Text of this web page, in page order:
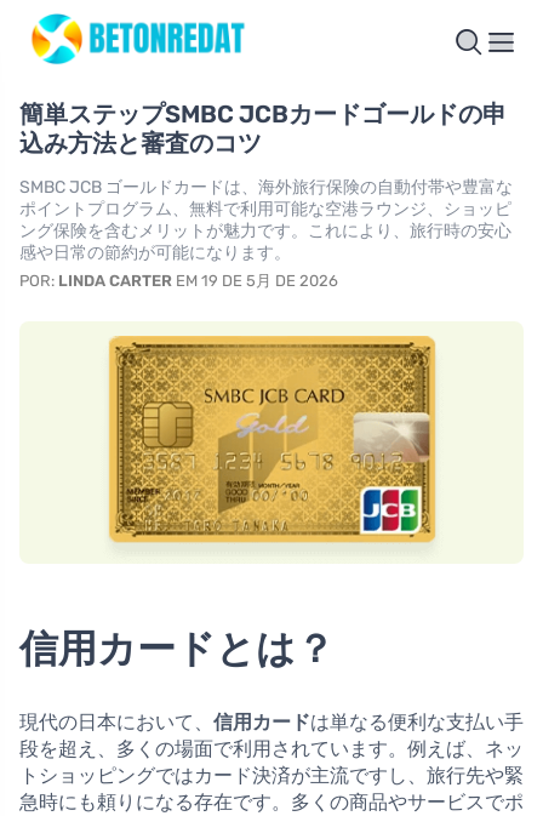
簡単ステップSMBC JCBカードゴールドの申
込み方法と審査のコツ
SMBC JCB ゴールドカードは、海外旅行保険の自動付帯や豊富な
ポイントプログラム、無料で利用可能な空港ラウンジ、ショッピ
ング保険を含むメリットが魅力です。これにより、旅行時の安心
感や日常の節約が可能になります。
POR: LINDA CARTER EM 19 DE 5月 DE 2026
信用カードとは？
現代の日本において、 信用カードは単なる便利な支払い手
段を超え、多くの場面で利用されています。例えば、ネッ
トショッピングではカード決済が主流ですし、旅行先や緊
急時にも頼りになる存在です。多くの商品やサービスでポ